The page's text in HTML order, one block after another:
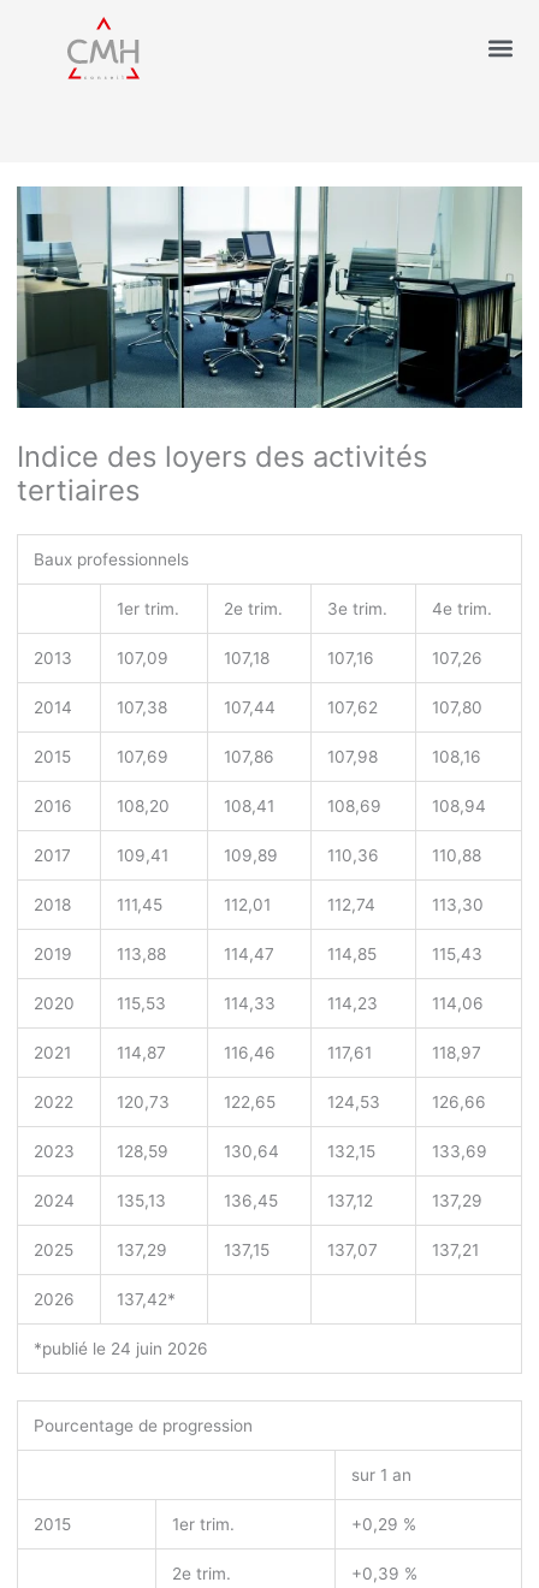
Indice des loyers des activités
tertiaires
Baux professionnels
1er trim. 2e trim. 3e trim. 4e trim.
2013 107,09 107,18 107,16 107,26
2014 107,38 107,44 107,62 107,80
2015 107,69 107,86 107,98 108,16
2016 108,20 108,41 108,69 108,94
2017 109,41 109,89 110,36 110,88
2018 111,45 112,01 112,74 113,30
2019 113,88 114,47 114,85 115,43
2020 115,53 114,33 114,23 114,06
2021 114,87 116,46 117,61 118,97
2022 120,73 122,65 124,53 126,66
2023 128,59 130,64 132,15 133,69
2024 135,13 136,45 137,12 137,29
2025 137,29 137,15 137,07 137,21
2026 137,42*
*publié le 24 juin 2026
Pourcentage de progression
sur 1 an
2015 1er trim. +0,29 %
2e trim. +0,39 %